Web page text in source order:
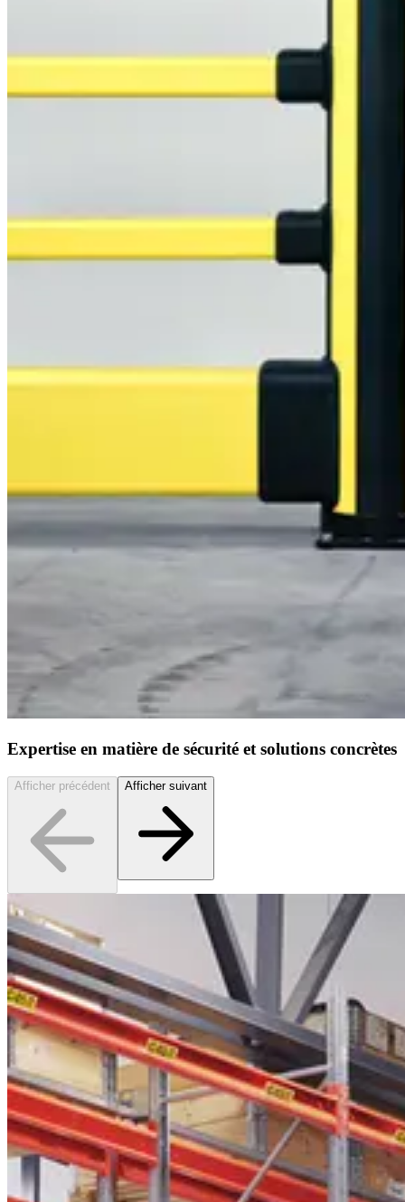
Expertise en matière de sécurité et solutions concrètes
Afficher précédent Afficher suivant